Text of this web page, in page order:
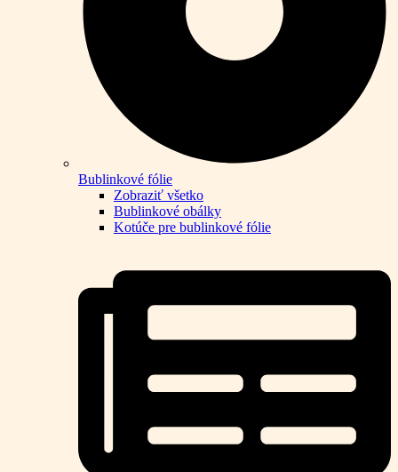
Bublinkové fólie
Zobraziť všetko
Bublinkové obálky
Kotúče pre bublinkové fólie